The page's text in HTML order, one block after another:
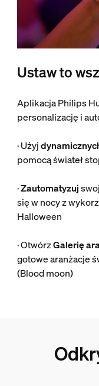
Ustaw to
Aplikacja Philips
personalizację i
· Użyj
pomocą świateł
·Zautomatyzuj
się w nocy z
Halloween
· OtwórzGalerię
gotowe aranżacje
(Blood moon)